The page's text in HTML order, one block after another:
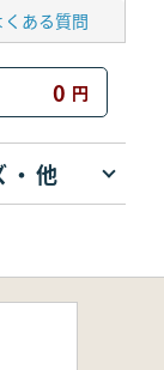
くある質問
0 円
・他